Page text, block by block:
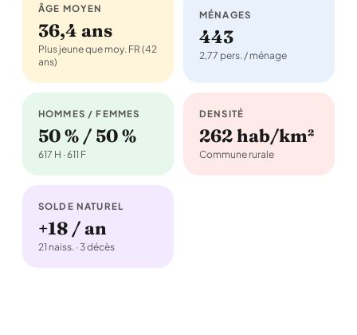
ÂGE MOYEN
36,4 ans
Plus jeune que moy. FR (42
ans)
MÉNAGES
443
2,77 pers. / ménage
HOMMES / FEMMES
50 % / 50 %
617 H · 611 F
DENSITÉ
262 hab/km²
Commune rurale
SOLDE NATUREL
+18 / an
21 naiss. · 3 décès